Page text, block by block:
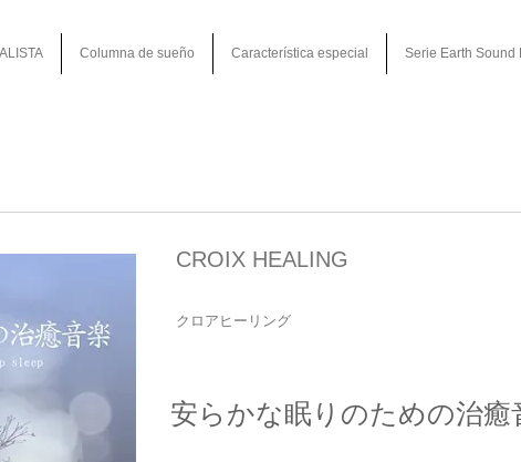
Columna de sueño Característica especial Serie Earth Sound
CROIX HEALING
クロアヒーリング
安らかな眠りのための治癒